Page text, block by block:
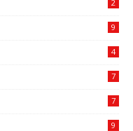
2
9
4
7
7
9